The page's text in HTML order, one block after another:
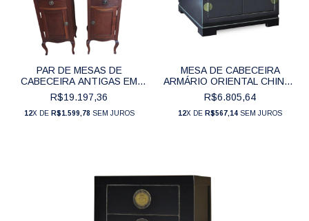
PAR DE MESAS DE
CABECEIRA ANTIGAS EM
MADEIRA E MÁRMORE
TRAVERTINO (82 CM) -
JC008
R$19.197,36
12X DE R$1.599,78 SEM JUROS
MESA DE CABECEIRA
ARMÁRIO ORIENTAL CHINÊS
PRETO 2 PORTAS (65 CM) -
NH0012
R$6.805,64
12X DE R$567,14 SEM JUROS